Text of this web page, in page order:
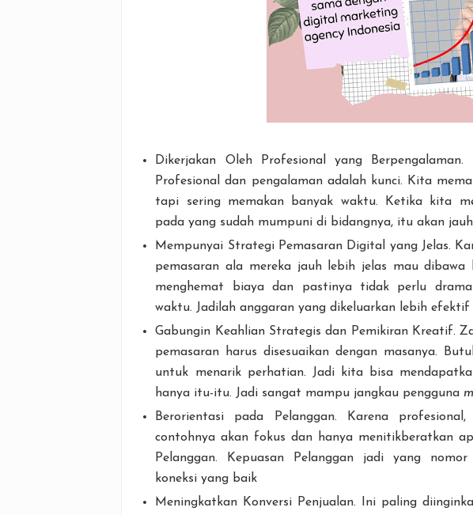
Dikerjakan Oleh Profesional yang
Profesional dan pengalaman adalah kunci. Kita
tapi sering memakan banyak waktu. Ketika kita
pada yang sudah mumpuni di bidangnya, itu akan
Mempunyai Strategi Pemasaran Digital yang Jelas.
pemasaran ala mereka jauh lebih jelas mau dibawa
menghemat biaya dan pastinya tidak perlu
waktu. Jadilah anggaran yang dikeluarkan lebih efektif
Gabungin Keahlian Strategis dan Pemikiran Kreatif.
pemasaran harus disesuaikan dengan masanya.
untuk menarik perhatian. Jadi kita bisa
hanya itu-itu. Jadi sangat mampu jangkau pengguna
Berorientasi pada Pelanggan. Karena profesional,
contohnya akan fokus dan hanya menitikberatkan
Pelanggan. Kepuasan Pelanggan jadi yang
koneksi yang baik
Meningkatkan Konversi Penjualan. Ini paling